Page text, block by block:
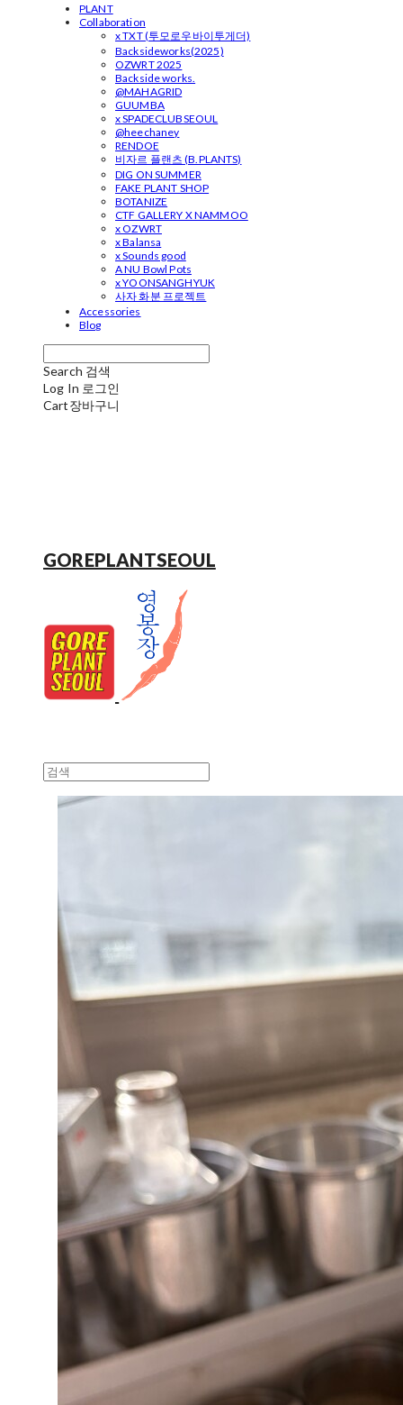
PLANT
Collaboration
x TXT (투모로우바이투게더)
Backsideworks(2025)
OZWRT 2025
Backside works.
@MAHAGRID
GUUMBA
x SPADECLUBSEOUL
@heechaney
RENDOE
비자르 플랜츠 (B.PLANTS)
DIG ON SUMMER
FAKE PLANT SHOP
BOTANIZE
CTF GALLERY X NAMMOO
x OZWRT
x Balansa
x Sounds good
A NU Bowl Pots
x YOONSANGHYUK
사자 화분 프로젝트
Accessories
Blog
Search 검색
Log In 로그인
Cart장바구니
GOREPLANTSEOUL